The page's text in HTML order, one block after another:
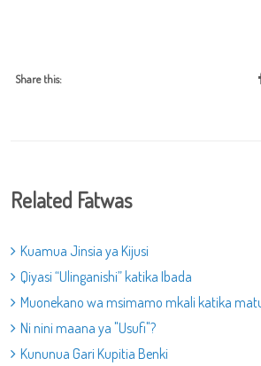
Share this:
Related Fatwas
Kuamua Jinsia ya Kijusi
Qiyasi “Ulinganishi” katika Ibada
Muonekano wa msimamo mkali katika
Ni nini maana ya "Usufi"?
Kununua Gari Kupitia Benki